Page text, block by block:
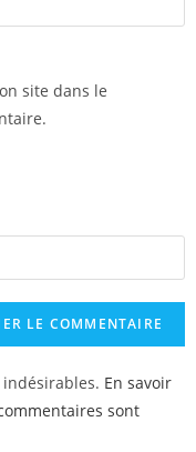
site dans le
En savoir
sont